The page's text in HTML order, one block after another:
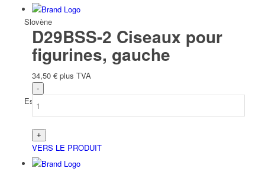
Slovène
Espagnol
D29BSS-2 Ciseaux pour
figurines, gauche
34,50 € plus TVA
VERS LE PRODUIT